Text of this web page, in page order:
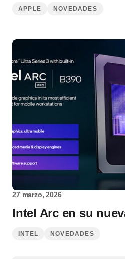
APPLE NOVEDADES
27 marzo, 2026
Intel Arc en su
INTEL NOVEDADES